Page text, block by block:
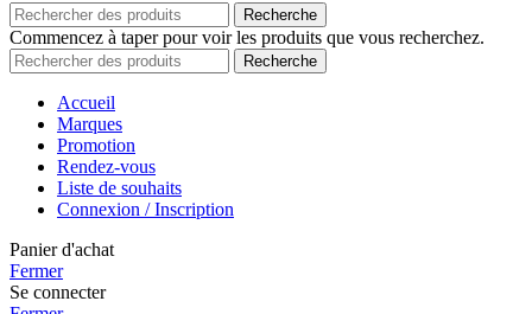
Recherche
Commencez à taper pour voir les produits que vous recherchez.
Recherche
Accueil
Marques
Promotion
Rendez-vous
Liste de souhaits
Connexion / Inscription
Panier d'achat
Fermer
Se connecter